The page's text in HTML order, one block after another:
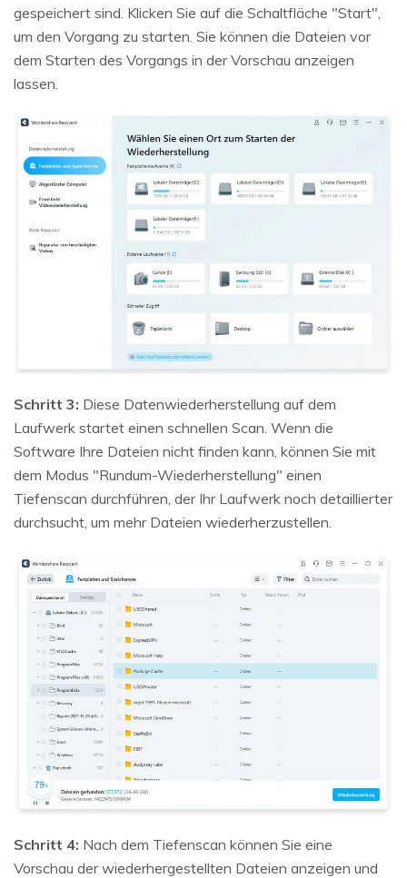
gespeichert sind. Klicken Sie auf die Schaltfläche "Start",
um den Vorgang zu starten. Sie können die Dateien vor
dem Starten des Vorgangs in der Vorschau anzeigen
lassen.
Schritt 3: Diese Datenwiederherstellung auf dem
Laufwerk startet einen schnellen Scan. Wenn die
Software Ihre Dateien nicht finden kann, können Sie mit
dem Modus "Rundum-Wiederherstellung" einen
Tiefenscan durchführen, der Ihr Laufwerk noch detaillierter
durchsucht, um mehr Dateien wiederherzustellen.
Schritt 4: Nach dem Tiefenscan können Sie eine
Vorschau der wiederhergestellten Dateien anzeigen und